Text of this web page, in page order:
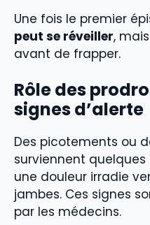
Une fois le premier
peut se réveiller,
avant de frapper.
Rôle des
signes d’alerte
Des picotements ou
surviennent quelques
une douleur irradie
jambes. Ces signes
par les médecins.